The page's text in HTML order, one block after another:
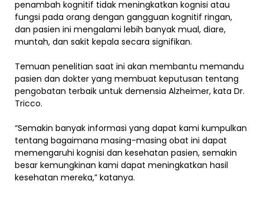
penambah kognitif tidak meningkatkan kognisi atau
fungsi pada orang dengan gangguan kognitif ringan,
dan pasien ini mengalami lebih banyak mual, diare,
muntah, dan sakit kepala secara signifikan.
Temuan penelitian saat ini akan membantu memandu
pasien dan dokter yang membuat keputusan tentang
pengobatan terbaik untuk demensia Alzheimer, kata Dr.
Tricco.
“Semakin banyak informasi yang dapat kami kumpulkan
tentang bagaimana masing-masing obat ini dapat
memengaruhi kognisi dan kesehatan pasien, semakin
besar kemungkinan kami dapat meningkatkan hasil
kesehatan mereka,” katanya.